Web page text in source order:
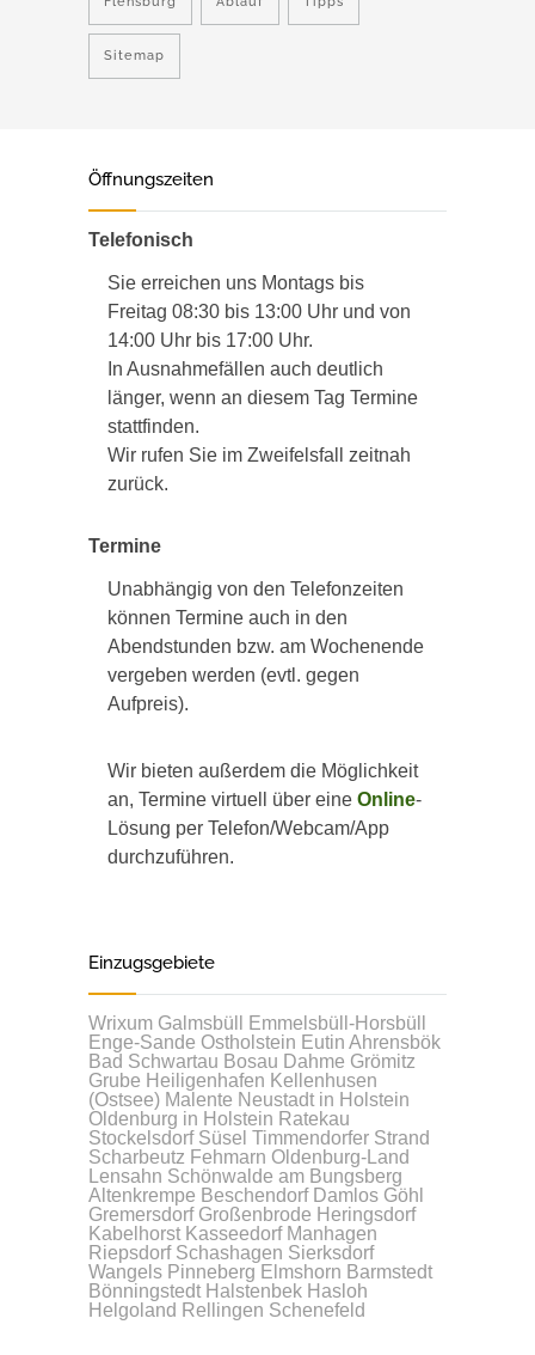
Sitemap
Öffnungszeiten
Telefonisch
Sie erreichen uns Montags bis
Freitag 08:30 bis 13:00 Uhr und von
14:00 Uhr bis 17:00 Uhr.
In Ausnahmefällen auch deutlich
länger, wenn an diesem Tag Termine
stattfinden.
Wir rufen Sie im Zweifelsfall zeitnah
zurück.
Termine
Unabhängig von den Telefonzeiten
können Termine auch in den
Abendstunden bzw. am Wochenende
vergeben werden (evtl. gegen
Aufpreis).
Wir bieten außerdem die Möglichkeit
an, Termine virtuell über eine Online-
Lösung per Telefon/Webcam/App
durchzuführen.
Einzugsgebiete
Wrixum Galmsbüll
Emmelsbüll-Horsbüll
Enge-Sande Ostholstein Eutin Ahrensbök
Bad Schwartau Bosau Dahme Grömitz
Grube Heiligenhafen Kellenhusen
(Ostsee) Malente Neustadt in Holstein
Oldenburg in Holstein Ratekau
Stockelsdorf Süsel Timmendorfer Strand
Scharbeutz Fehmarn Oldenburg-Land
Lensahn Schönwalde am Bungsberg
Altenkrempe Beschendorf Damlos Göhl
Gremersdorf Großenbrode Heringsdorf
Kabelhorst Kasseedorf Manhagen
Riepsdorf Schashagen Sierksdorf
Wangels Pinneberg Elmshorn Barmstedt
Bönningstedt Halstenbek Hasloh
Helgoland Rellingen Schenefeld